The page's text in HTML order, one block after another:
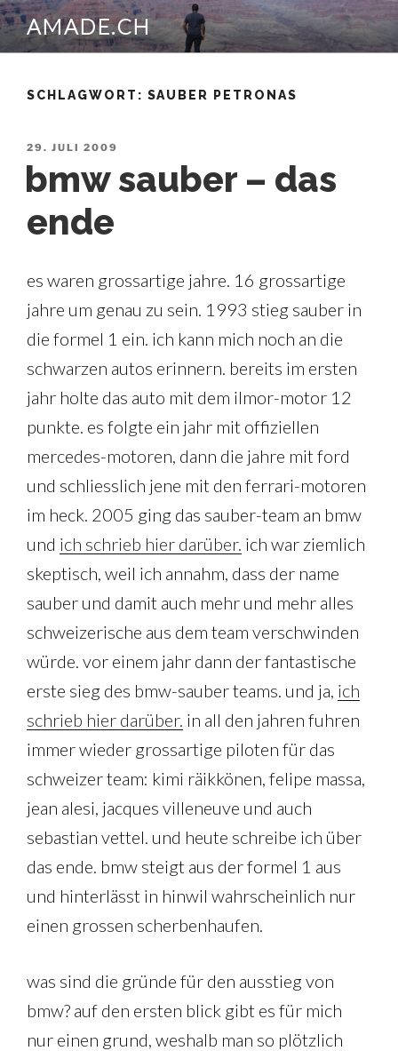
Zum
Inhalt
springen
AMADE.CH
SCHLAGWORT: SAUBER PETRONAS
VERÖFFENTLICHT
AM
29. JULI 2009
bmw sauber – das
ende
es waren grossartige jahre. 16 grossartige
jahre um genau zu sein. 1993 stieg sauber in
die formel 1 ein. ich kann mich noch an die
schwarzen autos erinnern. bereits im ersten
jahr holte das auto mit dem ilmor-motor 12
punkte. es folgte ein jahr mit offiziellen
mercedes-motoren, dann die jahre mit ford
und schliesslich jene mit den ferrari-motoren
im heck. 2005 ging das sauber-team an bmw
und ich schrieb hier darüber. ich war ziemlich
skeptisch, weil ich annahm, dass der name
sauber und damit auch mehr und mehr alles
schweizerische aus dem team verschwinden
würde. vor einem jahr dann der fantastische
erste sieg des bmw-sauber teams. und ja, ich
schrieb hier darüber. in all den jahren fuhren
immer wieder grossartige piloten für das
schweizer team: kimi räikkönen, felipe massa,
jean alesi, jacques villeneuve und auch
sebastian vettel. und heute schreibe ich über
das ende. bmw steigt aus der formel 1 aus
und hinterlässt in hinwil wahrscheinlich nur
einen grossen scherbenhaufen.
was sind die gründe für den ausstieg von
bmw? auf den ersten blick gibt es für mich
nur einen grund, weshalb man so plötzlich